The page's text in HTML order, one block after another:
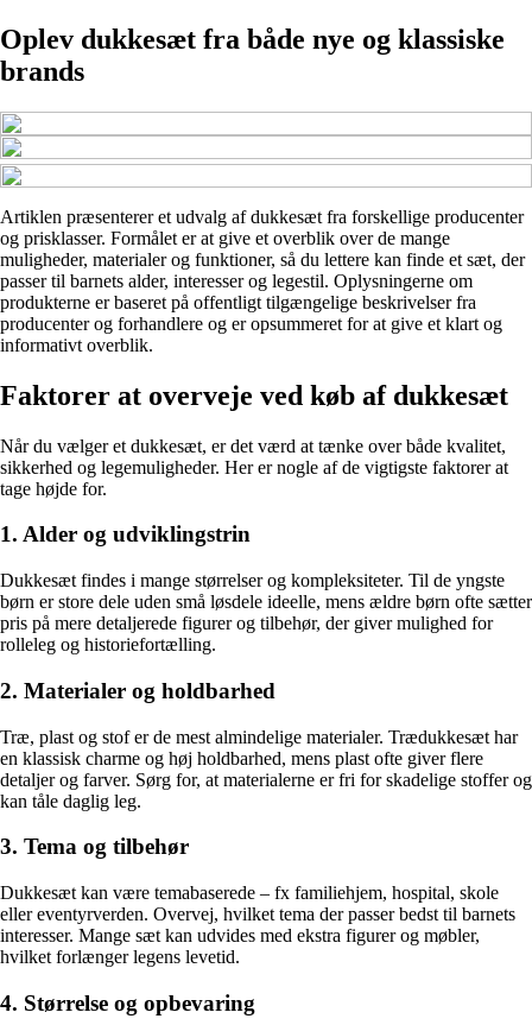
Oplev dukkesæt fra både nye og klassiske
brands
Artiklen præsenterer et udvalg af dukkesæt fra forskellige producenter
og prisklasser. Formålet er at give et overblik over de mange
muligheder, materialer og funktioner, så du lettere kan finde et sæt, der
passer til barnets alder, interesser og legestil. Oplysningerne om
produkterne er baseret på offentligt tilgængelige beskrivelser fra
producenter og forhandlere og er opsummeret for at give et klart og
informativt overblik.
Faktorer at overveje ved køb af dukkesæt
Når du vælger et dukkesæt, er det værd at tænke over både kvalitet,
sikkerhed og legemuligheder. Her er nogle af de vigtigste faktorer at
tage højde for.
1. Alder og udviklingstrin
Dukkesæt findes i mange størrelser og kompleksiteter. Til de yngste
børn er store dele uden små løsdele ideelle, mens ældre børn ofte sætter
pris på mere detaljerede figurer og tilbehør, der giver mulighed for
rolleleg og historiefortælling.
2. Materialer og holdbarhed
Træ, plast og stof er de mest almindelige materialer. Trædukkesæt har
en klassisk charme og høj holdbarhed, mens plast ofte giver flere
detaljer og farver. Sørg for, at materialerne er fri for skadelige stoffer og
kan tåle daglig leg.
3. Tema og tilbehør
Dukkesæt kan være temabaserede – fx familiehjem, hospital, skole
eller eventyrverden. Overvej, hvilket tema der passer bedst til barnets
interesser. Mange sæt kan udvides med ekstra figurer og møbler,
hvilket forlænger legens levetid.
4. Størrelse og opbevaring